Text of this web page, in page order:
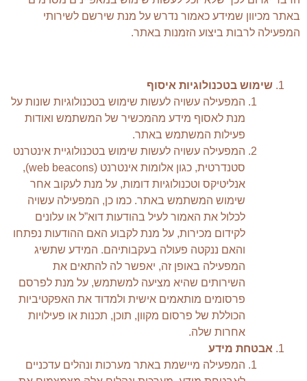
באתר מכיוון שמידע כאמור נדרש על מנת שירשם לשירותי
המפעילה לרבות ביצוע הזמנות באתר.
שימוש בטכנולוגיות איסוף
המפעילה עשויה לעשות שימוש בטכנולוגיות שונות על
מנת לאסוף מידע מהמכשיר של המשתמש ואודות
פעילות המשתמש באתר.
המפעילה עשויה לעשות שימוש בטכנולוגיית אינטרנט
סטנדרטית, כגון אלומות אינטרנט (web beacons),
אנליטיקס וטכנולוגיות דומות, על מנת לעקוב אחר
שימוש המשתמש באתר. כמו כן, המפעילה עשויה
לכלול את האמור לעיל בהודעות דוא”ל או עלונים
לקידום מכירות, על מנת לקבוע האם ההודעות נפתחו
והאם ננקטה פעולה בעקבותיהם. המידע שתשיג
המפעילה באופן זה, יאפשר לה להתאים את
השירותים שהיא מציעה למשתמש, על מנת לפרסם
פרסומים מותאמים אישית ולמדוד את האפקטיביות
הכוללת של פרסום מקוון, תוכן, תכנות או פעילויות
אחרות שלה.
אבטחת מידע
המפעילה מיישמת באתר מערכות ונהלים עדכניים